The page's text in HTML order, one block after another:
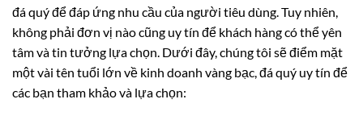
đá quý để đáp ứng nhu cầu của người tiêu dùng. Tuy nhiên,
không phải đơn vị nào cũng uy tín để khách hàng có thể yên
tâm và tin tưởng lựa chọn. Dưới đây, chúng tôi sẽ điểm mặt
một vài tên tuổi lớn về kinh doanh vàng bạc, đá quý uy tín để
các bạn tham khảo và lựa chọn: